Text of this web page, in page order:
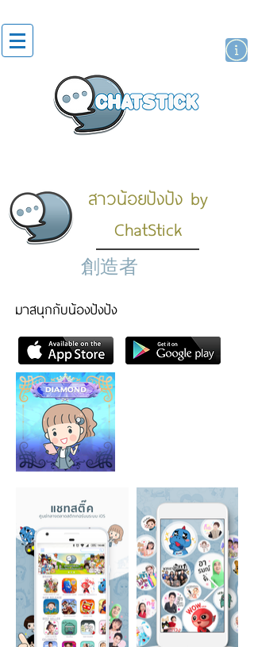
สาวน้อยปังปัง by
ChatStick
創造者
มาสนุกกับน้องปังปัง